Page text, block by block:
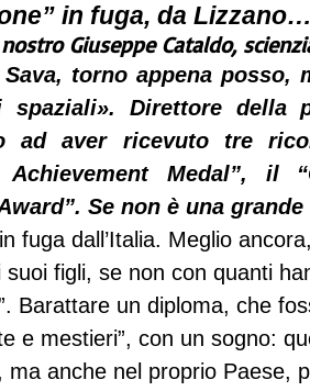
in fuga, da Lizzano…
nostro Giuseppe Cataldo,
torno appena posso,
spaziali». Direttore della
ad aver ricevuto tre
Achievement Medal”, il
Se non è una
fuga dall’Italia. Meglio
suoi figli, se non con quanti
Barattare un diploma, che
e mestieri”, con un sogno:
ma anche nel proprio Paese,